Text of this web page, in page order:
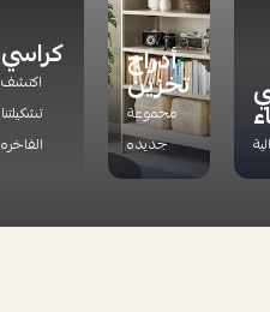
كراسي
اكتشف
تشكيلتنا
الفاخره
أدراج
تخزين
مجموعة
جديده